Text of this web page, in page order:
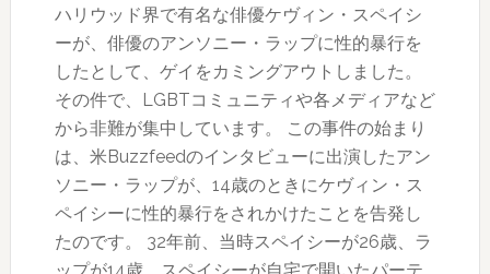
ハリウッド界で有名な俳優ケヴィン・スペイシ
ーが、俳優のアンソニー・ラップに性的暴行を
したとして、ゲイをカミングアウトしました。
その件で、LGBTコミュニティや各メディアなど
から非難が集中しています。 この事件の始まり
は、米Buzzfeedのインタビューに出演したアン
ソニー・ラップが、14歳のときにケヴィン・ス
ペイシーに性的暴行をされかけたことを告発し
たのです。 32年前、当時スペイシーが26歳、ラ